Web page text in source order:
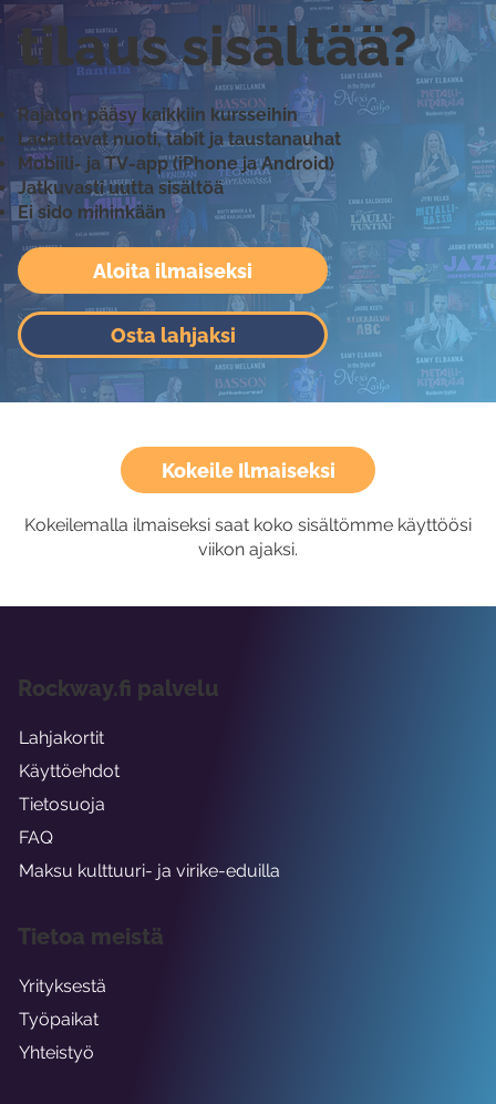
Aloita ilmaiseksi
Osta lahjaksi
tilaus sisältää?
Rajaton pääsy kaikkiin kursseihin
Ladattavat nuoti, tabit ja taustanauhat
Mobiili- ja TV-app (iPhone ja Android)
Jatkuvasti uutta sisältöä
Ei sido mihinkään
Kokeile Ilmaiseksi
Kokeilemalla ilmaiseksi saat koko sisältömme käyttöösi
viikon ajaksi.
Rockway.fi palvelu
Lahjakortit
Käyttöehdot
Tietosuoja
FAQ
Maksu kulttuuri- ja virike-eduilla
Tietoa meistä
Yrityksestä
Työpaikat
Yhteistyö